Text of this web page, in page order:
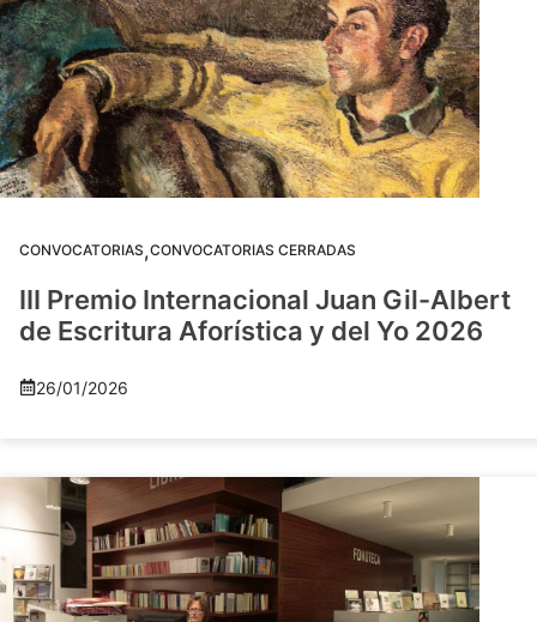
CONVOCATORIAS,CONVOCATORIAS CERRADAS
III Premio Internacional Juan Gil-Albert
de Escritura Aforística y del Yo 2026
26/01/2026